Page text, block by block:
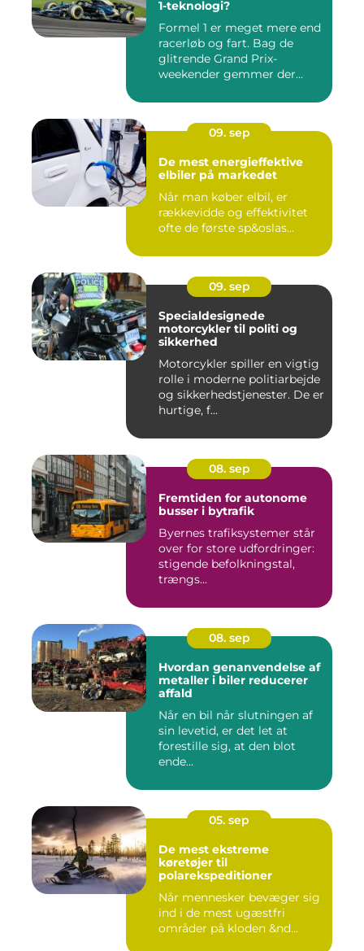
1-teknologi?
Formel 1 er meget mere end
racerløb og fart. Bag de
glitrende Grand Prix-
weekender gemmer der...
09. sep
De mest energieffektive
elbiler på markedet
Når man køber elbil, er
rækkevidde og effektivitet
ofte de første sp&oslas...
09. sep
Specialdesignede
motorcykler til politi og
sikkerhed
Motorcykler spiller en vigtig
rolle i moderne politiarbejde
og sikkerhedstjenester. De er
hurtige, f...
08. sep
Fremtiden for autonome
busser i bytrafik
Byernes trafiksystemer står
over for store udfordringer:
stigende befolkningstal,
trængs...
08. sep
Hvordan genanvendelse af
metaller i biler reducerer
affald
Når en bil når slutningen af
sin levetid, er det let at
forestille sig, at den blot
ende...
05. sep
De mest ekstreme
køretøjer til
polarekspeditioner
Når mennesker bevæger sig
ind i de mest ugæstfri
områder på kloden &nd...